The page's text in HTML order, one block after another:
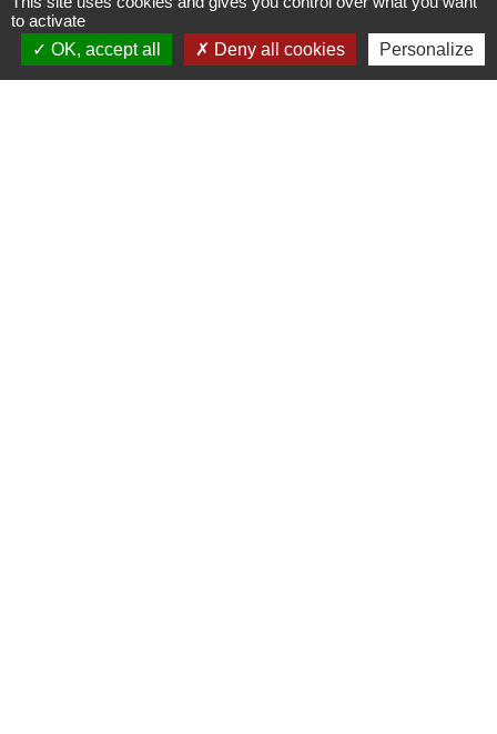
Famille - Scolarité
Pour en savoir plus
to activate
OK, accept all
Deny all cookies Personalize